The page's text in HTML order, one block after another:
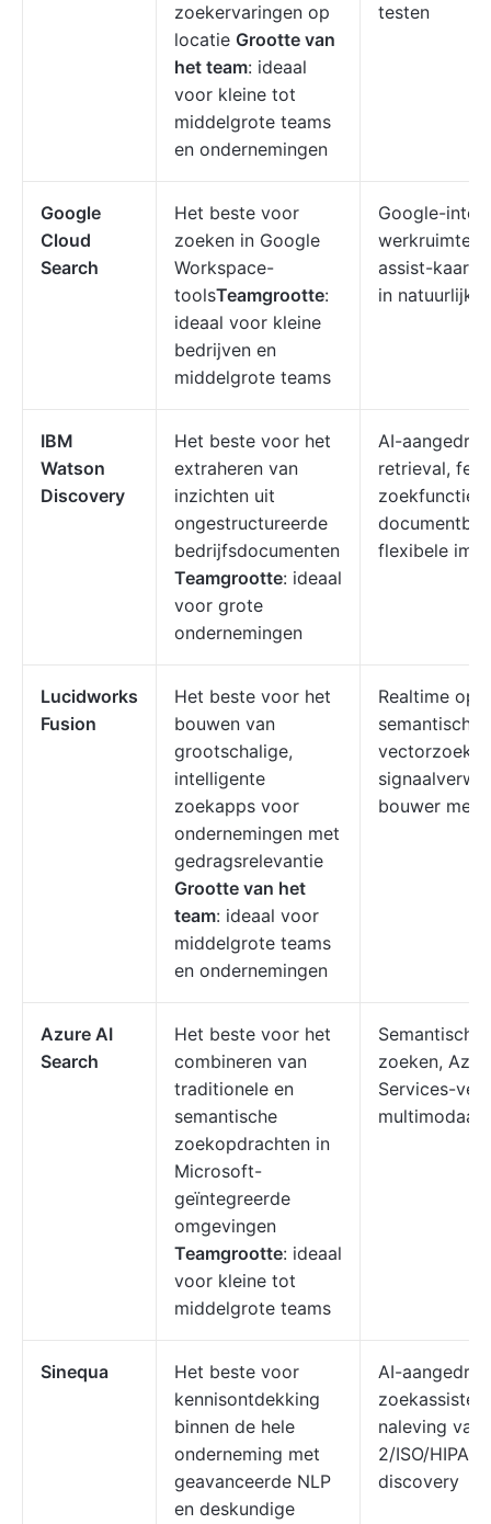
zoekervaringen op
locatie Grootte van
het team: ideaal
voor kleine tot
middelgrote teams
en ondernemingen
testen
Google
Cloud
Search
Het beste voor
zoeken in Google
Workspace-
toolsTeamgrootte:
ideaal voor kleine
bedrijven en
middelgrote teams
Google-
werkruimte,
assist-
in natuurlijke
IBM
Watson
Discovery
Het beste voor het
extraheren van
inzichten uit
ongestructureerde
bedrijfsdocumenten
Teamgrootte: ideaal
voor grote
ondernemingen
AI-
retrieval,
zoekfunctie,
flexibele
Lucidworks
Fusion
Het beste voor het
bouwen van
grootschalige,
intelligente
zoekapps voor
ondernemingen met
gedragsrelevantie
Grootte van het
team: ideaal voor
middelgrote teams
en ondernemingen
Realtime
semantische
bouwer met
Azure AI
Search
Het beste voor het
combineren van
traditionele en
semantische
zoekopdrachten in
Microsoft-
geïntegreerde
omgevingen
Teamgrootte: ideaal
voor kleine tot
middelgrote teams
Semantisch/
zoeken,
Services-
multimodaal
Sinequa
Het beste voor
kennisontdekking
binnen de hele
onderneming met
geavanceerde NLP
en deskundige
AI-
naleving van
2/ISO/
discovery